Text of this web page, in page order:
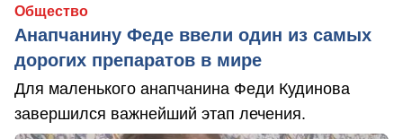
Общество
Анапчанину Феде ввели один из самых
дорогих препаратов в мире
Для маленького анапчанина Феди Кудинова
завершился важнейший этап лечения.